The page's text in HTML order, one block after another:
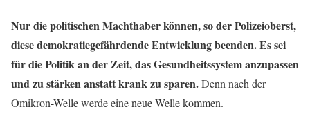
Nur die politischen Machthaber können, so der Polizeioberst,
diese demokratiegefährdende Entwicklung beenden. Es sei
für die Politik an der Zeit, das Gesundheitssystem anzupassen
und zu stärken anstatt krank zu sparen.Denn nach der
Omikron-Welle werde eine neue Welle kommen.